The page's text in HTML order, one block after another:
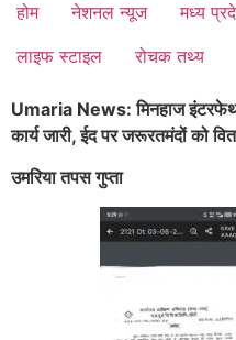
होम नेशनल न्यूज मध्य
लाइफ स्टाइल
रोचक तथ्य
Umaria News: मिनहाज
कार्य जारी, ईद पर जरूरतमंदों को
उमरिया तपस गुप्ता